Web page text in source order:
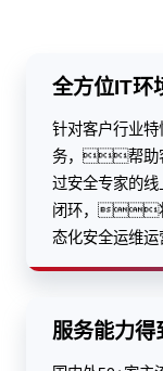
全方位IT环
针对客户行业
务，帮助
过安全专家的
闭环，
态化安全运维
服务能力得